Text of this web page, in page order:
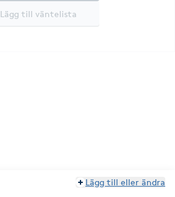
Lägg till väntelista
Lägg till eller ändra